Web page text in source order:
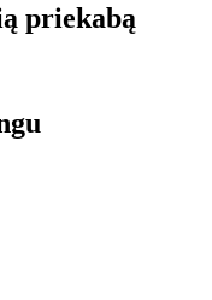
priekabą